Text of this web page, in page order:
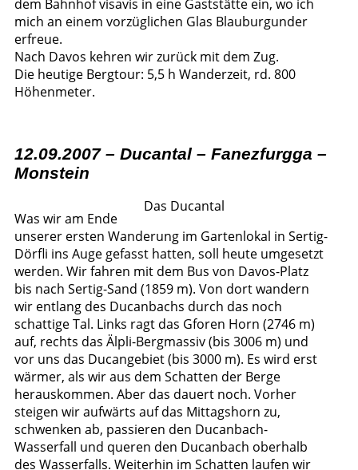
dem Bahnhof visavis in eine Gaststätte ein, wo ich
mich an einem vorzüglichen Glas Blauburgunder
erfreue.
Nach Davos kehren wir zurück mit dem Zug.
Die heutige Bergtour: 5,5 h Wanderzeit, rd. 800
Höhenmeter.
12.09.2007 – Ducantal – Fanezfurgga –
Monstein
Das Ducantal
Was wir am Ende
unserer ersten Wanderung im Gartenlokal in Sertig-
Dörfli ins Auge gefasst hatten, soll heute umgesetzt
werden. Wir fahren mit dem Bus von Davos-Platz
bis nach Sertig-Sand (1859 m). Von dort wandern
wir entlang des Ducanbachs durch das noch
schattige Tal. Links ragt das Gforen Horn (2746 m)
auf, rechts das Älpli-Bergmassiv (bis 3006 m) und
vor uns das Ducangebiet (bis 3000 m). Es wird erst
wärmer, als wir aus dem Schatten der Berge
herauskommen. Aber das dauert noch. Vorher
steigen wir aufwärts auf das Mittagshorn zu,
schwenken ab, passieren den Ducanbach-
Wasserfall und queren den Ducanbach oberhalb
des Wasserfalls. Weiterhin im Schatten laufen wir